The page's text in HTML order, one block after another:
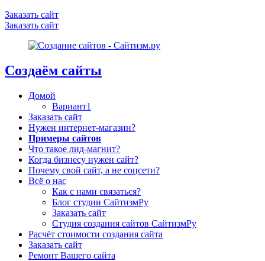
Заказать сайт
Заказать сайт
Создаём сайты
Домой
Вариант1
Заказать сайт
Нужен интернет-магазин?
Примеры сайтов
Что такое лид-магнит?
Когда бизнесу нужен сайт?
Почему свой сайт, а не соцсети?
Всё о нас
Как с нами связаться?
Блог студии СайтизмРу
Заказать сайт
Студия создания сайтов СайтизмРу
Расчёт стоимости создания сайта
Заказать сайт
Ремонт Вашего сайта